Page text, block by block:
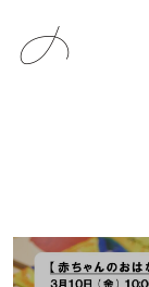
メインナビ